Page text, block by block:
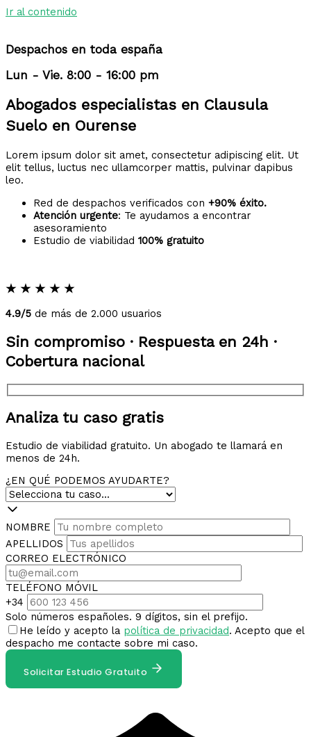
Ir al contenido
Despachos en toda españa
Lun - Vie. 8:00 - 16:00 pm
Abogados especialistas en Clausula
Suelo en Ourense
Lorem ipsum dolor sit amet, consectetur adipiscing elit. Ut
elit tellus, luctus nec ullamcorper mattis, pulvinar dapibus
leo.
Red de despachos verificados con +90% éxito.
Atención urgente: Te ayudamos a encontrar
asesoramiento
Estudio de viabilidad 100% gratuito
★ ★ ★ ★ ★
4.9/5 de más de 2.000 usuarios
Sin compromiso · Respuesta en 24h ·
Cobertura nacional
Analiza tu caso gratis
Estudio de viabilidad gratuito. Un abogado te llamará en
menos de 24h.
¿EN QUÉ PODEMOS AYUDARTE?
NOMBRE
APELLIDOS
CORREO ELECTRÓNICO
TELÉFONO MÓVIL
+34
Solo números españoles. 9 dígitos, sin el prefijo.
He leído y acepto la política de privacidad. Acepto que el
despacho me contacte sobre mi caso.
Solicitar Estudio Gratuito